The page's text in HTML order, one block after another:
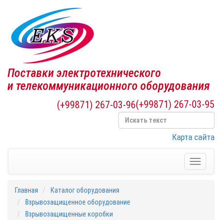
Поставки электротехнического
и телекоммуникационного оборудования
(+99871) 267-03-95
(+99871) 267-03-96
Карта сайта
Toggle
Главная
Каталог оборудования
Взрывозащищенное оборудование
Взрывозащищенные коробки